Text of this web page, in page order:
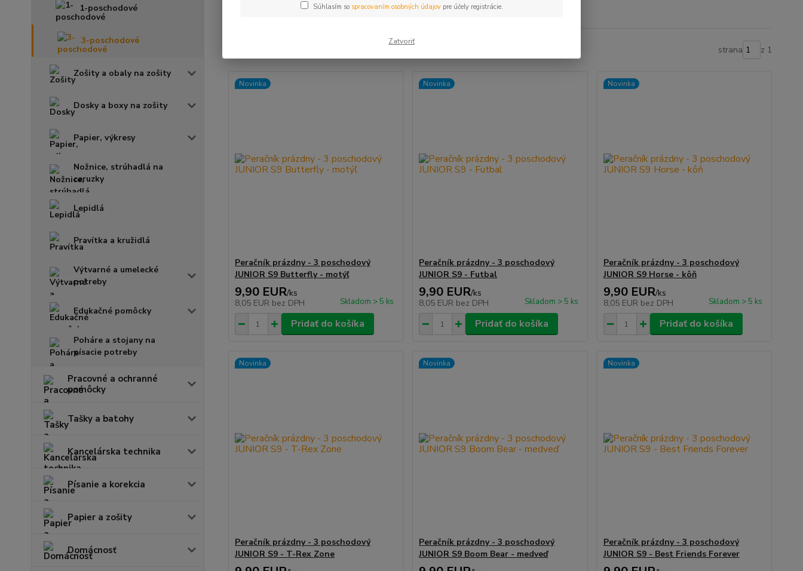
1-poschodové
3-poschodové
Zošity a obaly na zošity
Dosky a boxy na zošity
Papier, výkresy
Nožnice, strúhadlá na
ceruzky
Lepidlá
Pravítka a kružidlá
Výtvarné a umelecké
potreby
Edukačné pomôcky
Poháre a stojany na
písacie potreby
Pracovné a ochranné
pomôcky
Tašky a batohy
Kancelárska technika
Písanie a korekcia
Papier a zošity
Domácnosť
strana z 1
Novinka
Peračník prázdny - 3 poschodový
JUNIOR S9 Butterfly - motýľ
9,90 EUR/ks
8,05 EUR bez DPH Skladom > 5 ks
Pridať do košíka
Novinka
Peračník prázdny - 3 poschodový
JUNIOR S9 - Futbal
9,90 EUR/ks
8,05 EUR bez DPH Skladom > 5 ks
Pridať do košíka
Novinka
Peračník prázdny - 3 poschodový
JUNIOR S9 Horse - kôň
9,90 EUR/ks
8,05 EUR bez DPH Skladom > 5 ks
Pridať do košíka
Novinka
Peračník prázdny - 3 poschodový
JUNIOR S9 - T-Rex Zone
Novinka
Peračník prázdny - 3 poschodový
JUNIOR S9 Boom Bear - medveď
Novinka
Peračník prázdny - 3 poschodový
JUNIOR S9 - Best Friends Forever
Súhlasím so spracovaním osobných údajovpre účely registrácie.
Zatvoriť